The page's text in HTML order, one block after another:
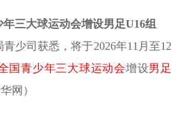
三大球运动会增设男足U16组
少司获悉，将于2026年11月至12
国青少年三大球运动会增设男足
网 ）